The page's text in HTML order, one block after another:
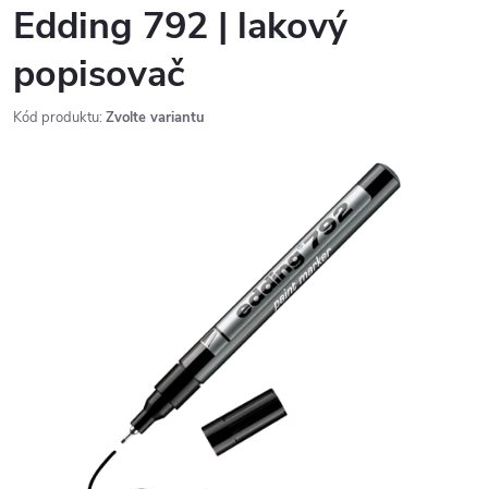
Edding 792 | lakový
popisovač
Kód produktu: Zvolte variantu